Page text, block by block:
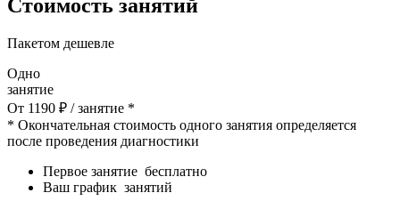
Стоимость занятий
Пакетом дешевле
Одно
занятие
От 1190 ₽ / занятие *
* Окончательная стоимость одного занятия определяется
после проведения диагностики
Первое занятие бесплатно
Ваш график занятий